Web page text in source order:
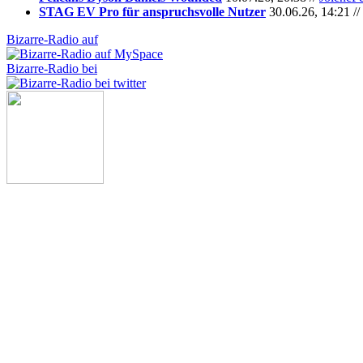
STAG EV Pro für anspruchsvolle Nutzer 30.06.26, 14:21 //
Bizarre-Radio auf
Bizarre-Radio bei